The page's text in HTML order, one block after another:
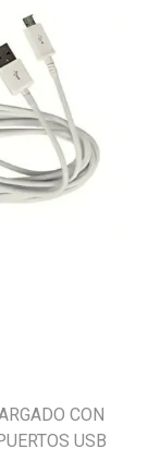
CON
USB